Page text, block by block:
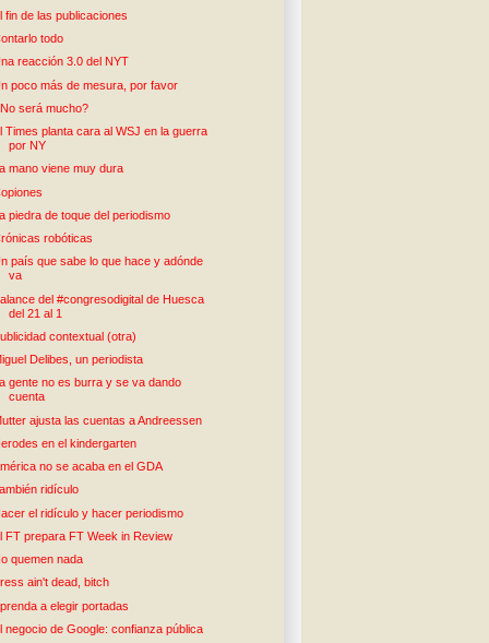
fin de las publicaciones
todo
reacción 3.0 del NYT
poco más de mesura, por favor
será mucho?
Times planta cara al WSJ en la guerra
por NY
La mano viene muy dura
piedra de toque del periodismo
robóticas
país que sabe lo que hace y adónde
va
del #congresodigital de Huesca
del 21 al 1
contextual (otra)
Delibes, un periodista
La gente no es burra y se va dando
cuenta
ajusta las cuentas a Andreessen
en el kindergarten
no se acaba en el GDA
ridículo
el ridículo y hacer periodismo
FT prepara FT Week in Review
quemen nada
ain't dead, bitch
a elegir portadas
negocio de Google: confianza pública